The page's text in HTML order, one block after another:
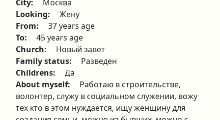
City:
Москва
Looking:
Жену
From:
37 years age
To:
45 years age
Church:
Новый завет
Family status:
Разведен
Childrens:
Да
About myself:
Работаю в строительстве,
волонтер, служу в социальном служении, вожу
тех кто в этом нуждается, ищу женщину для